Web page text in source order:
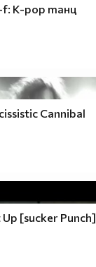
f: K-pop танц
Cannibal
[sucker Punch]